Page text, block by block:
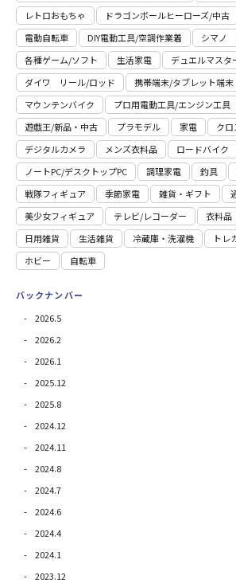
レトロおもちゃ ドラゴンボールヒーローズ/中古
電動自転車
DIY電動工具/空調作業着 シマノ
各種ゲーム/ソフト
生活家電
デュエルマスタ
ダイワ リール/ロッド
携帯端末/タブレット端末
マウンテンバイク
プロ用電動⼯具/エンジン⼯具
遊戯王/新品・中古
プラモデル 家電 ク
デジタルカメラ
メンズ衣料品 ロードバイク
ノートPC/デスクトップPC
調理家電 釣具
戦隊フィギュア
季節家電 雑貨・ギフト
美少女フィギュア
テレビ/レコーダー 衣料品
日用雑貨
⽣活雑貨 冷蔵庫・洗濯機 トレ
ホビー
自転車
バックナンバー
2026.5
2026.2
2026.1
2025.12
2025.8
2024.12
2024.11
2024.8
2024.7
2024.6
2024.4
2024.1
2023.12